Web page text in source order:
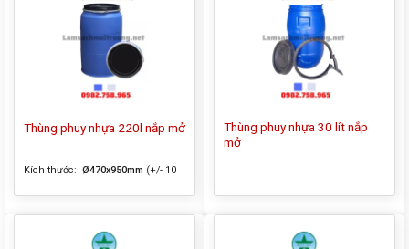
Thùng phuy nhựa 220l nắp mở
Kích thước: Ø470x950mm (+/- 10
Thùng phuy nhựa 30 lít nắp
mở